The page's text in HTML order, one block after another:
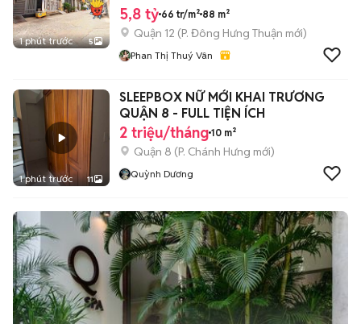
1 phút trước 5
5,8 tỷ 66 tr/m² 88 m²
Quận 12 (P. Đông Hưng Thuận mới)
Phan Thị Thuý Vân
1 phút trước 11
SLEEPBOX NỮ MỚI KHAI TRƯƠNG
QUẬN 8 - FULL TIỆN ÍCH
2 triệu/tháng 10 m²
Quận 8 (P. Chánh Hưng mới)
Quỳnh Dương